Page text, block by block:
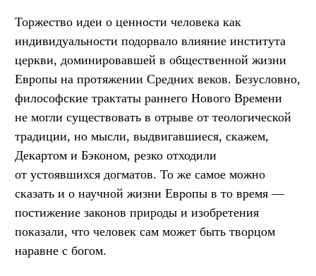
Торжество идеи о ценности человека как
индивидуальности подорвало влияние института
церкви, доминировавшей в общественной жизни
Европы на протяжении Средних веков. Безусловно,
философские трактаты раннего Нового Времени
не могли существовать в отрыве от теологической
традиции, но мысли, выдвигавшиеся, скажем,
Декартом и Бэконом, резко отходили
от устоявшихся догматов. То же самое можно
сказать и о научной жизни Европы в то время —
постижение законов природы и изобретения
показали, что человек сам может быть творцом
наравне с богом.